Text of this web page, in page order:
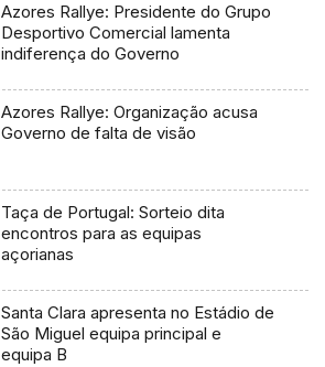
Azores Rallye: Presidente do Grupo
Desportivo Comercial lamenta
indiferença do Governo
Azores Rallye: Organização acusa
Governo de falta de visão
Taça de Portugal: Sorteio dita
encontros para as equipas
açorianas
Santa Clara apresenta no Estádio de
São Miguel equipa principal e
equipa B